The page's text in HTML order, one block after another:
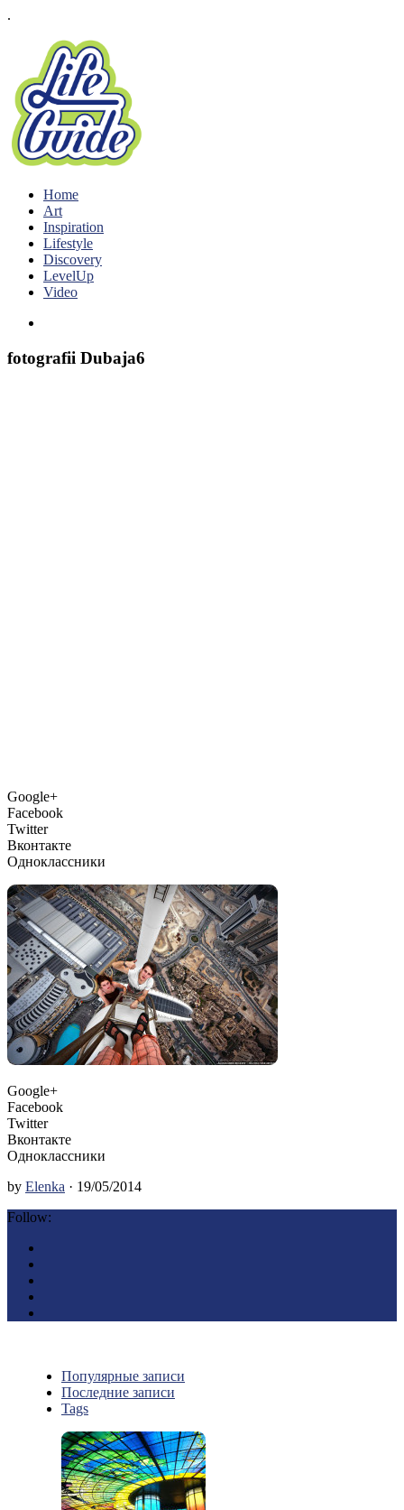
.
Home
Art
Inspiration
Lifestyle
Discovery
LevelUp
Video
fotografii Dubaja6
Google+
Facebook
Twitter
Вконтакте
Одноклассники
Google+
Facebook
Twitter
Вконтакте
Одноклассники
by Elenka · 19/05/2014
Follow:
Популярные записи
Последние записи
Tags